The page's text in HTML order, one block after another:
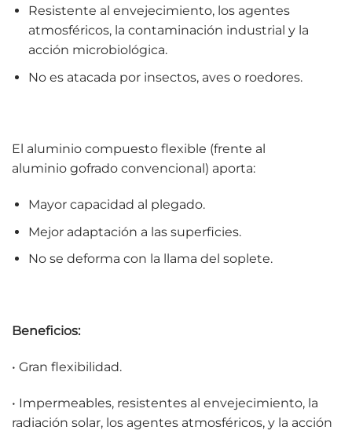
Resistente al envejecimiento, los agentes
atmosféricos, la contaminación industrial y la
acción microbiológica.
No es atacada por insectos, aves o roedores.
El aluminio compuesto flexible (frente al
aluminio gofrado convencional) aporta:
Mayor capacidad al plegado.
Mejor adaptación a las superficies.
No se deforma con la llama del soplete.
Beneficios:
• Gran flexibilidad.
• Impermeables, resistentes al envejecimiento, la
radiación solar, los agentes atmosféricos, y la acción